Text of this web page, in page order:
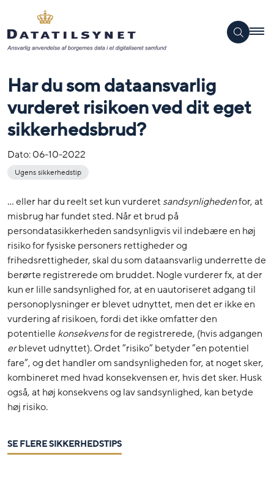
Har du som dataansvarlig
vurderet risikoen ved dit eget
sikkerhedsbrud?
Dato:06-10-2022
Ugens sikkerhedstip
… eller har du reelt set kun vurderet sandsynlighedenfor, at
misbrug har fundet sted. Når et brud på
persondatasikkerheden sandsynligvis vil indebære en høj
risiko for fysiske personers rettigheder og
frihedsrettigheder, skal du som dataansvarlig underrette de
berørte registrerede om bruddet. Nogle vurderer fx, at der
kun er lille sandsynlighed for, at en uautoriseret adgang til
personoplysninger er blevet udnyttet, men det er ikke en
vurdering af risikoen, fordi det ikke omfatter den
potentiellekonsekvensfor de registrerede, (hvis adgangen
erblevet udnyttet). Ordet ”risiko” betyder ”en potentiel
fare”, og det handler om sandsynligheden for, at noget sker,
kombineret med hvad konsekvensen er, hvis det sker. Husk
også, at høj konsekvens og lav sandsynlighed, kan betyde
høj risiko.
SE FLERE SIKKERHEDSTIPS